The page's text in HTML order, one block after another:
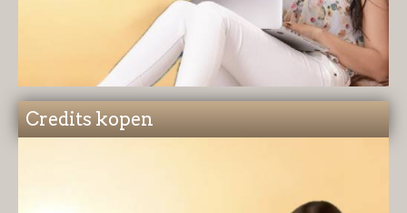
Credits kopen